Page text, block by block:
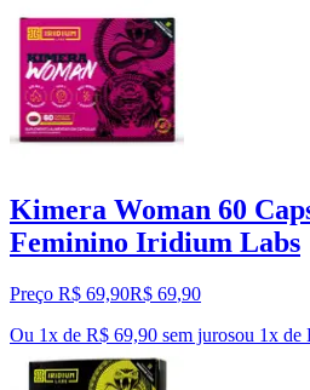
Kimera Woman 60
Feminino Iridium Labs
Preço R$ 69,90R$ 69,90
Ou 1x de R$ 69,90 sem jurosou 1x de